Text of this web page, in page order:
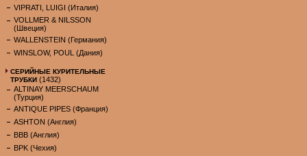
VIPRATI, LUIGI (Италия)
VOLLMER & NILSSON
(Швеция)
WALLENSTEIN (Германия)
WINSLOW, POUL (Дания)
СЕРИЙНЫЕ КУРИТЕЛЬНЫЕ
ТРУБКИ (1432)
ALTINAY MEERSCHAUM
(Турция)
ANTIQUE PIPES (Франция)
ASHTON (Англия)
BBB (Англия)
BPK (Чехия)